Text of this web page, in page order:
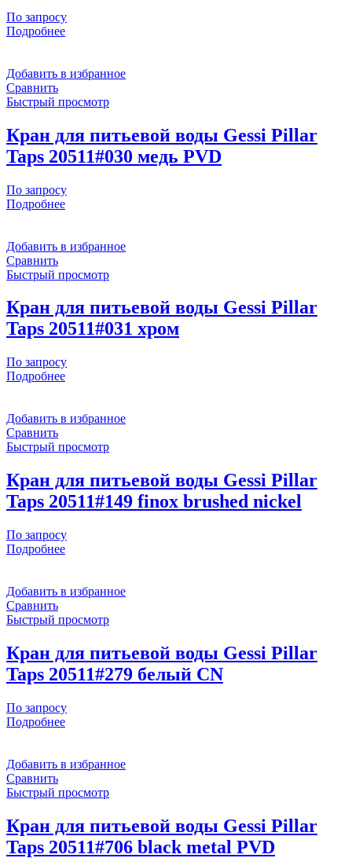
По запросу
Подробнее
Добавить в избранное
Сравнить
Быстрый просмотр
Кран для питьевой воды Gessi Pillar
Taps 20511#030 медь PVD
По запросу
Подробнее
Добавить в избранное
Сравнить
Быстрый просмотр
Кран для питьевой воды Gessi Pillar
Taps 20511#031 хром
По запросу
Подробнее
Добавить в избранное
Сравнить
Быстрый просмотр
Кран для питьевой воды Gessi Pillar
Taps 20511#149 finox brushed nickel
По запросу
Подробнее
Добавить в избранное
Сравнить
Быстрый просмотр
Кран для питьевой воды Gessi Pillar
Taps 20511#279 белый CN
По запросу
Подробнее
Добавить в избранное
Сравнить
Быстрый просмотр
Кран для питьевой воды Gessi Pillar
Taps 20511#706 black metal PVD